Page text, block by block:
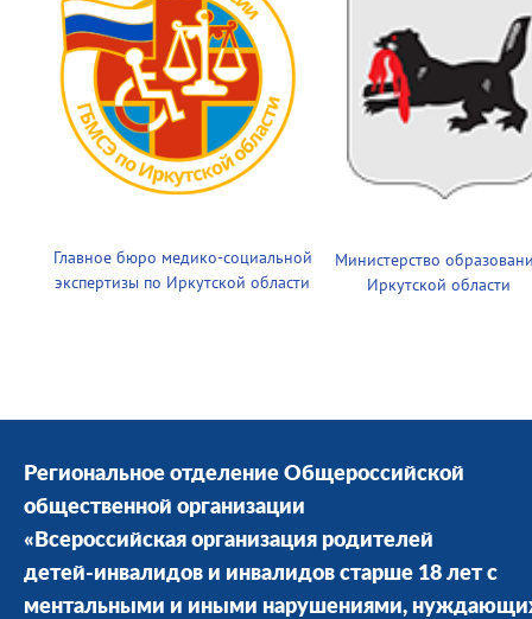
Главное бюро медико-социальной
экспертизы по Иркутской области
Министерство
Иркутской области
Региональное отделение Общероссийской
общественной организации
«Всероссийская организация родителей
детей-инвалидов и инвалидов старше 18 лет с
ментальными и иными нарушениями,